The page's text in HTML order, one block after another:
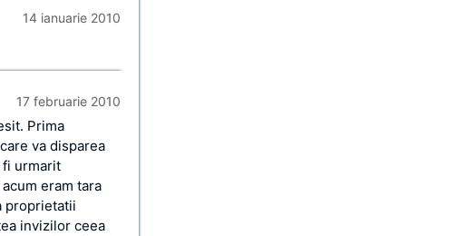
14 ianuarie 2010
17 februarie 2010
Prima
va disparea
fi urmarit
eram tara
proprietatii
invizilor ceea